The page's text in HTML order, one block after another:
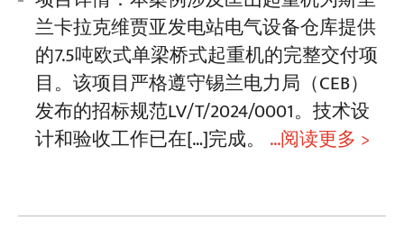
兰卡拉克维贾亚发电站电气设备仓库提供
的7.5吨欧式单梁桥式起重机的完整交付项
目。该项目严格遵守锡兰电力局（CEB）
发布的招标规范LV/T/2024/0001。技术设
计和验收工作已在[…]完成。 ...阅读更多 >